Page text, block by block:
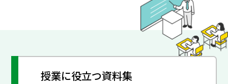
授業に役立つ資料集